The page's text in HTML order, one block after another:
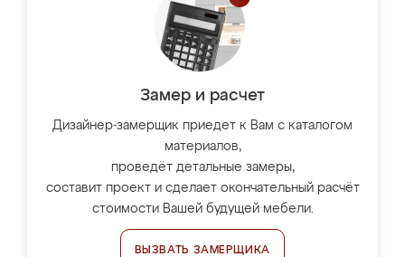
Замер и расчет
Дизайнер-замерщик приедет к Вам с каталогом
материалов,
проведёт детальные замеры,
составит проект и сделает окончательный расчёт
стоимости Вашей будущей мебели.
ВЫЗВАТЬ ЗАМЕРЩИКА